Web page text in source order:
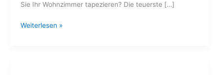
Sie Ihr Wohnzimmer tapezieren? Die teuerste […]
Weiterlesen »